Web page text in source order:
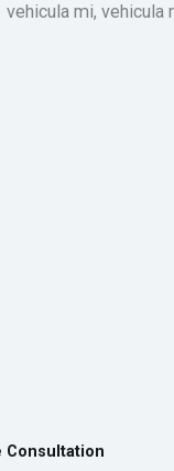
vehicula mi, vehicula
Consultation